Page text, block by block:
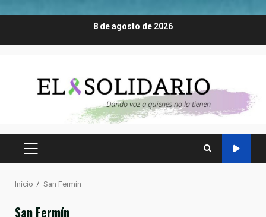
8 de agosto de 2026
MENÚ
Inicio San Fermín
San Fermín